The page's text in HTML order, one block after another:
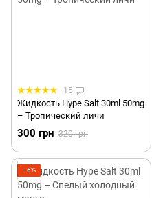
15
Жидкость Hype Salt 30ml 50mg
– Тропический личи
300 грн 320 грн
−6%